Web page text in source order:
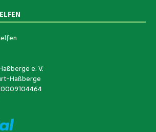
e. V.
Haßberge